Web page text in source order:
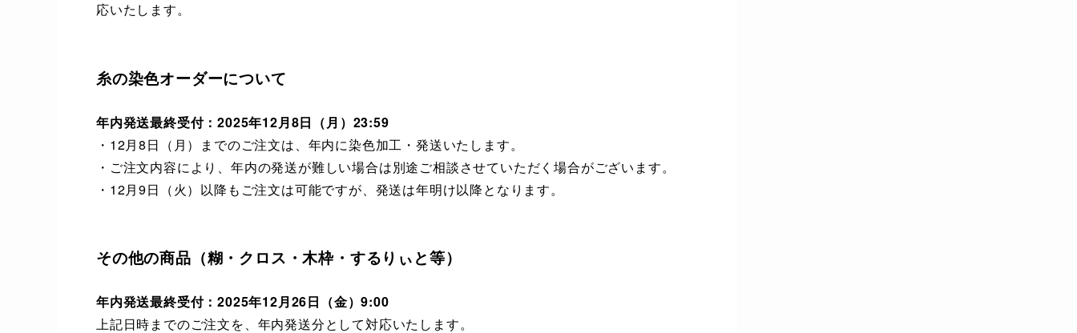
応いたします。
糸の染色オーダーについて
年内発送最終受付：2025年12月8日（月）23:59
・12月8日（月）までのご注文は、年内に染色加工・発送いたします。
・ご注文内容により、年内の発送が難しい場合は別途ご相談させていただく場合がございます。
・12月9日（火）以降もご注文は可能ですが、発送は年明け以降となります。
その他の商品（糊・クロス・木枠・するりぃと等）
年内発送最終受付：2025年12月26日（金）9:00
上記日時までのご注文を、年内発送分として対応いたします。